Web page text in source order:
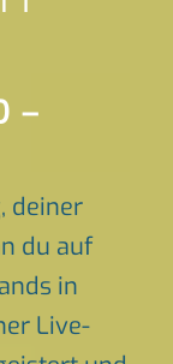
–
deiner
du auf
in
Live-